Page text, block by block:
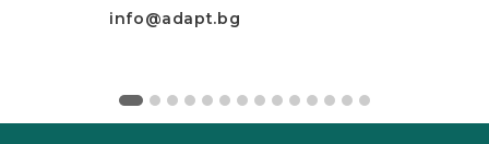
info@adapt.bg